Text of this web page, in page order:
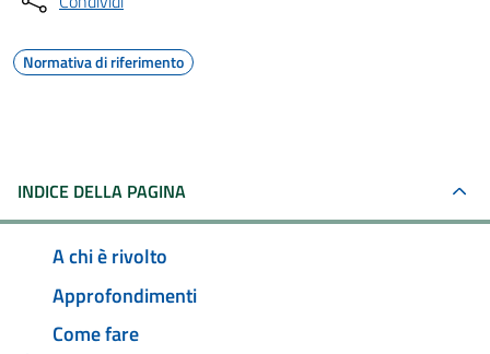
Normativa di riferimento
INDICE DELLA PAGINA
A chi è rivolto
Approfondimenti
Come fare